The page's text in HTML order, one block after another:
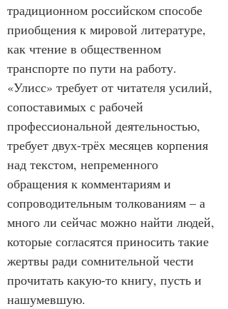
традиционном российском способе
приобщения к мировой литературе,
как чтение в общественном
транспорте по пути на работу.
«Улисс» требует от читателя усилий,
сопоставимых с рабочей
профессиональной деятельностью,
требует двух-трёх месяцев корпения
над текстом, непременного
обращения к комментариям и
сопроводительным толкованиям – а
много ли сейчас можно найти людей,
которые согласятся приносить такие
жертвы ради сомнительной чести
прочитать какую-то книгу, пусть и
нашумевшую.